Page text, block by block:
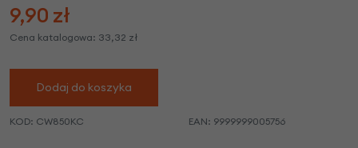
9,90 zł
Cena katalogowa: 33,32 zł
Dodaj do koszyka
KOD: CW850KC EAN: 9999999005756